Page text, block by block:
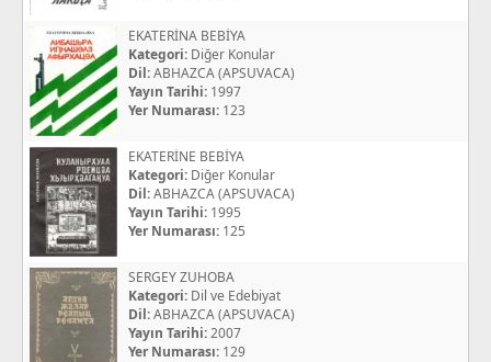
EKATERİNA BEBİYA
Kategori: Diğer Konular
Dil:ABHAZCA (APSUVACA)
Yayın Tarihi: 1997
Yer Numarası: 123
EKATERİNE BEBİYA
Kategori: Diğer Konular
Dil:ABHAZCA (APSUVACA)
Yayın Tarihi: 1995
Yer Numarası: 125
SERGEY ZUHOBA
Kategori: Dil ve Edebiyat
Dil:ABHAZCA (APSUVACA)
Yayın Tarihi:2007
Yer Numarası: 129